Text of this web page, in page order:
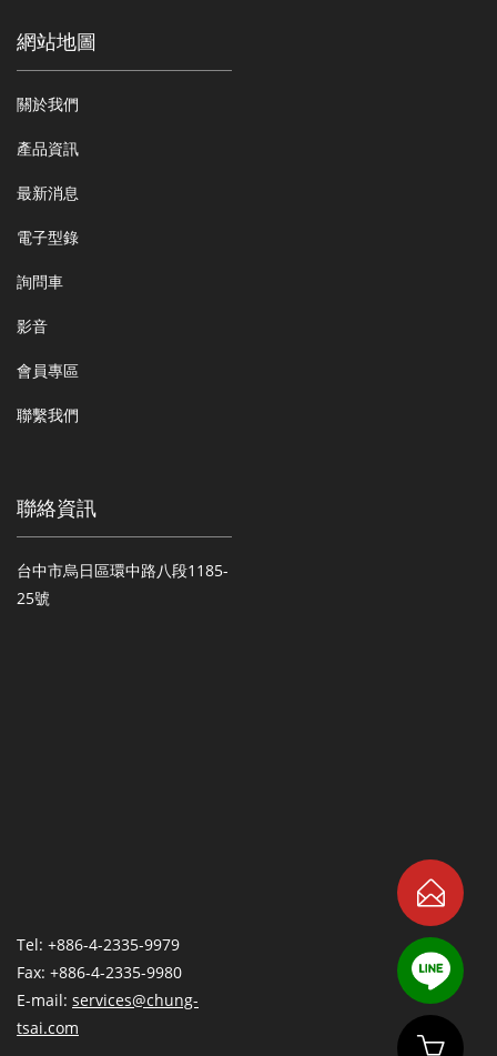
網站地圖
關於我們
產品資訊
最新消息
電子型錄
詢問車
影音
會員專區
聯繫我們
聯絡資訊
台中市烏日區環中路八段1185-
25號
Tel: +886-4-2335-9979
Fax: +886-4-2335-9980
E-mail: services@chung-
tsai.com